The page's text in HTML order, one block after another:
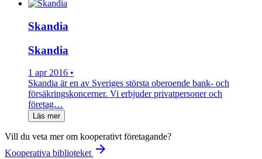
Skandia
Skandia
1 apr 2016 •
Skandia är en av Sveriges största oberoende bank- och
försäkringskoncerner. Vi erbjuder privatpersoner och
företag…
Läs mer
Vill du veta mer om kooperativt företagande?
Kooperativa biblioteket arrow_forward